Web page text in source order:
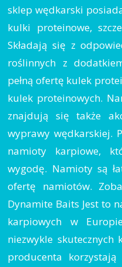
sklep wędkarski
kulki proteinowe,
Składają się z
roślinnych z
pełną ofertę kulek
kulek proteinowych.
znajdują się także
wyprawy wędkarskiej.
namioty karpiowe,
wygodę. Namioty są
ofertę namiotów.
Dynamite Baits Jest to
karpiowych w
niezwykle
producenta